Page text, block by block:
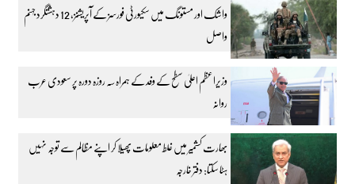
واشک اور مستونگ میں سکیورٹی فورسز کے آپریشنز، 12 دہشتگرد جہنم
واصل
وزیراعظم اعلیٰ سطح کے وفد کے ہمراہ سہ روزہ دورہ پر سعودی عرب
روانہ
بھارت کشمیر میں غلط معلومات پھیلا کر اپنے مظالم سے توجہ نہیں
ہٹا سکتا: دفتر خارجہ